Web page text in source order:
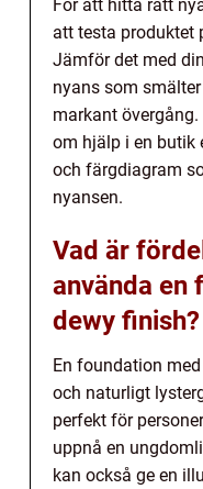
För att hitta rätt
att testa produktet
Jämför det med
nyans som
markant
om hjälp i en butik
och färgdiagram
nyansen.
Vad är
använda en
dewy finish?
En foundation
och naturligt
perfekt för
uppnå en
kan också ge en